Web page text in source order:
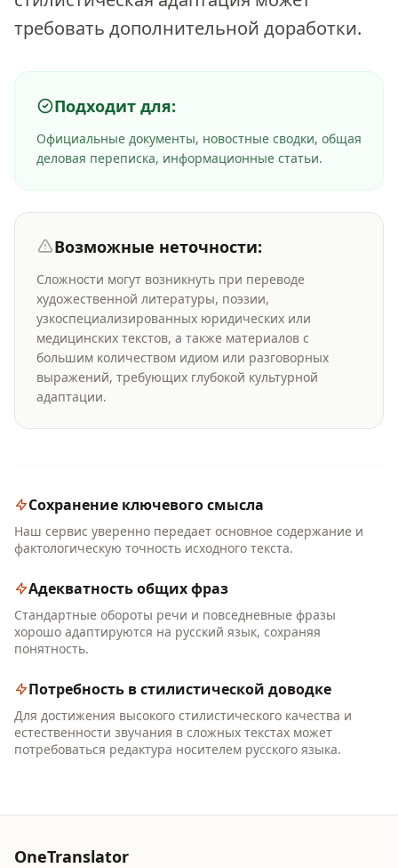
требовать дополнительной доработки.
Подходит для:
Официальные документы, новостные сводки, общая
деловая переписка, информационные статьи.
Возможные неточности:
Сложности могут возникнуть при переводе
художественной литературы, поэзии,
узкоспециализированных юридических или
медицинских текстов, а также материалов с
большим количеством идиом или разговорных
выражений, требующих глубокой культурной
адаптации.
Сохранение ключевого смысла
Наш сервис уверенно передает основное содержание и
фактологическую точность исходного текста.
Адекватность общих фраз
Стандартные обороты речи и повседневные фразы
хорошо адаптируются на русский язык, сохраняя
понятность.
Потребность в стилистической доводке
Для достижения высокого стилистического качества и
естественности звучания в сложных текстах может
потребоваться редактура носителем русского языка.
OneTranslator